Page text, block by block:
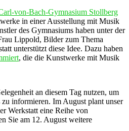
von-Bach-Gymnasium Stollberg
in einer Ausstellung mit Musik
des Gymnasiums haben unter der
Lippold, Bilder zum Thema
unterstützt diese Idee. Dazu haben
, die die Kunstwerke mit Musik
an diesem Tag nutzen, um
informieren. Im August plant unser
Werkstatt eine Reihe von
Sie am 12. August weitere